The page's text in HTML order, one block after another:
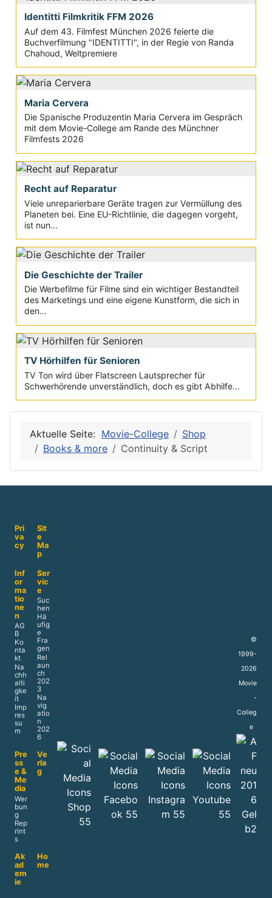
Identitti Filmkritik FFM 2026
Auf dem 43. Filmfest München 2026 feierte die
Buchverfilmung "IDENTITTI", in der Regie von Randa
Chahoud, Weltpremiere
Maria Cervera
Die Spanische Produzentin Maria Cervera im Gespräch
mit dem Movie-College am Rande des Münchner
Filmfests 2026
Recht auf Reparatur
Viele unreparierbare Geräte tragen zur Vermüllung des
Planeten bei. Eine EU-Richtlinie, die dagegen vorgeht,
ist nun...
Die Geschichte der Trailer
Die Werbefilme für Filme sind ein wichtiger Bestandteil
des Marketings und eine eigene Kunstform, die sich in
den...
TV Hörhilfen für Senioren
TV Ton wird über Flatscreen Lautsprecher für
Schwerhörende unverständlich, doch es gibt Abhilfe...
Aktuelle Seite: Movie-College
Shop
Books & more
Continuity & Script
Pri
va
cy
Sit
e
Ma
p
Inf
or
ma
tio
ne
n
AG
B
Ko
nta
kt
Na
chh
alti
gke
it
Imp
res
su
m
Ser
vic
e
Suc
hen
Hä
ufig
e
Fra
gen
Rel
aun
ch
202
3
Na
vig
atio
n
202
6
Pre
ss
e &
Me
dia
Wer
bun
g
Rep
rint
s
Ve
rla
g
Ak
ad
em
ie
Ho
me
©
1999-
2026
Movie
-
Colleg
e